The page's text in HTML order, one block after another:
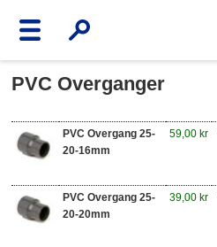
PVC Overganger
PVC Overgang 25-
20-16mm
59,00 kr
PVC Overgang 25-
20-20mm
39,00 kr